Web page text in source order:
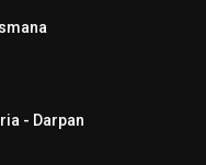
- Darpan